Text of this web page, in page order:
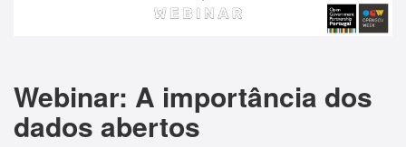
Webinar: A importância dos
dados abertos